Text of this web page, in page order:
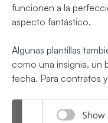
funcionen a la
aspecto fantástico.
Algunas plantillas
como una insignia, un
fecha. Para contratos